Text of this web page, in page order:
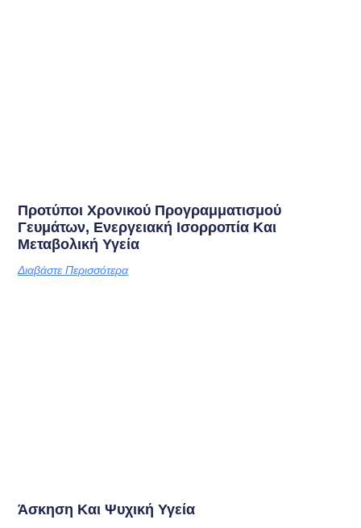
Προτύποι Χρονικού Προγραμματισμού
Γευμάτων, Ενεργειακή Ισορροπία Και
Μεταβολική Υγεία
Διαβάστε Περισσότερα
Άσκηση Και Ψυχική Υγεία